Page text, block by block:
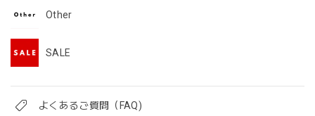
Other
SALE
よくあるご質問（FAQ)